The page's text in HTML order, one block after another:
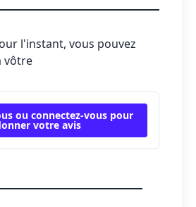
l'instant, vous pouvez
vôtre
ou connectez-vous pour
votre avis